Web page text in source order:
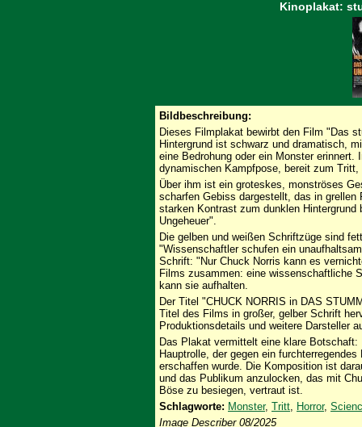
Kinoplakat:
Bildbeschreibung:
Dieses Filmplakat bewirbt den Film "Das
Hintergrund ist schwarz und dramatisch,
eine Bedrohung oder ein Monster erinnert.
dynamischen Kampfpose, bereit zum
Über ihm ist ein groteskes, monströses
scharfen Gebiss dargestellt, das in
starken Kontrast zum dunklen
Ungeheuer".
Die gelben und weißen Schriftzüge sind
"Wissenschaftler schufen ein
Schrift: "Nur Chuck Norris kann es
Films zusammen: eine wissenschaftliche
kann sie aufhalten.
Der Titel "CHUCK NORRIS in DAS
Titel des Films in großer, gelber Schrift
Produktionsdetails und weitere Darsteller
Das Plakat vermittelt eine klare
Hauptrolle, der gegen ein
erschaffen wurde. Die Komposition ist
und das Publikum anzulocken, das mit
Böse zu besiegen, vertraut ist.
Schlagworte: Monster, Tritt, Horror,
Image Describer 08/2025